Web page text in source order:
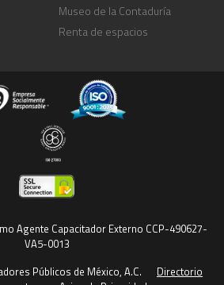
Museo de la Contaduría
Renta de espacios
Agente Capacitador Externo CCP-490627-
VA5-0013
Públicos de México, A.C.
Directorio